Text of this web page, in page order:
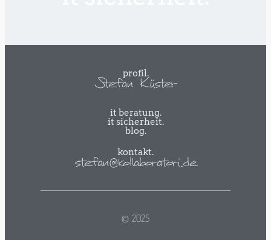
profil.
Stefan Küster
it beratung.
it sicherheit.
blog.
kontakt.
stefan@kollaboratori.de
© 2025